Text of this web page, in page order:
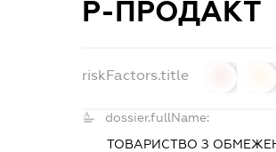
Р-ПРОДАКТ
riskFactors.title
dossier.fullName:
ТОВАРИСТВО З